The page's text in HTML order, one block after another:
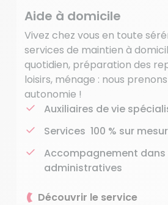
Aide à domicile
Vivez chez vous en toute
services de maintien à
quotidien, préparation des
loisirs, ménage : nous
autonomie !
Auxiliaires de vie
Services 100 % sur
Accompagnement
administratives
Découvrir le service